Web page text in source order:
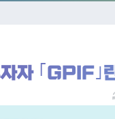
자자 ｢GPIF｣